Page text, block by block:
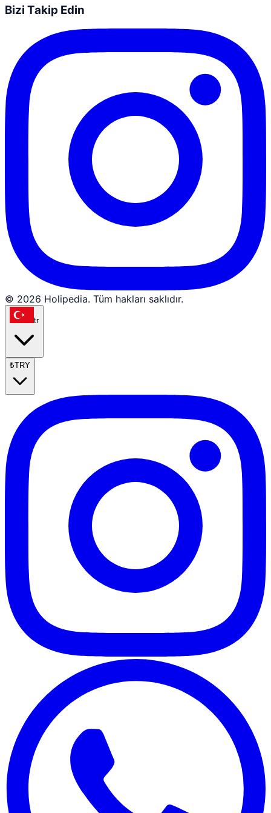
Bizi Takip Edin
© 2026 Holipedia. Tüm hakları saklıdır.
tr
₺TRY